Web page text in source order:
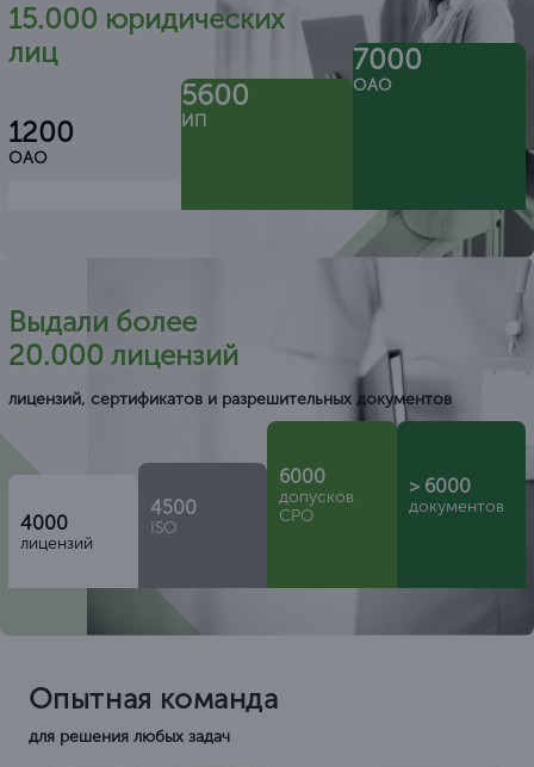
15.000 юридических
лиц
1200
ОАО
5600
ИП
7000
ОАО
Выдали более
20.000 лицензий
лицензий, сертификатов и разрешительных документов
4000
лицензий
4500
ISO
6000
допусков
СРО
> 6000
документов
Опытная команда
для решения любых задач